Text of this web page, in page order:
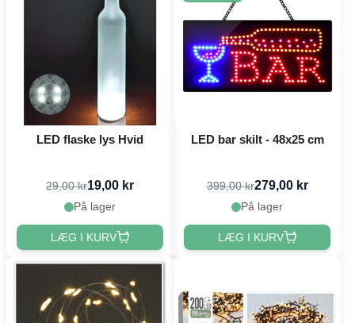
LED flaske lys Hvid
29,00 kr19,00 kr
På lager
LÆG I KURV
LED bar skilt - 48x25 cm
399,00 kr279,00 kr
På lager
LÆG I KURV